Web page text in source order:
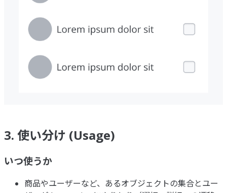
3. 使い分け (Usage)
いつ使うか
商品やユーザーなど、あるオブジェクトの集合とユー